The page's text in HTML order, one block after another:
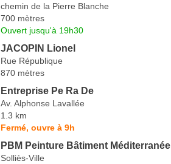
chemin de la Pierre Blanche
700 mètres
Ouvert jusqu'à 19h30
JACOPIN Lionel
Rue République
870 mètres
Entreprise Pe Ra De
Av. Alphonse Lavallée
1.3 km
Fermé, ouvre à 9h
PBM Peinture Bâtiment Méditerranée
Solliès-Ville